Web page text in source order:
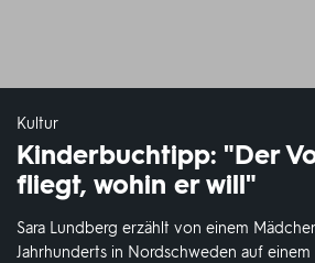
Kultur
Kinderbuchtipp: "Der
fliegt, wohin er will"
Sara Lundberg erzählt von einem
Jahrhunderts in Nordschweden auf